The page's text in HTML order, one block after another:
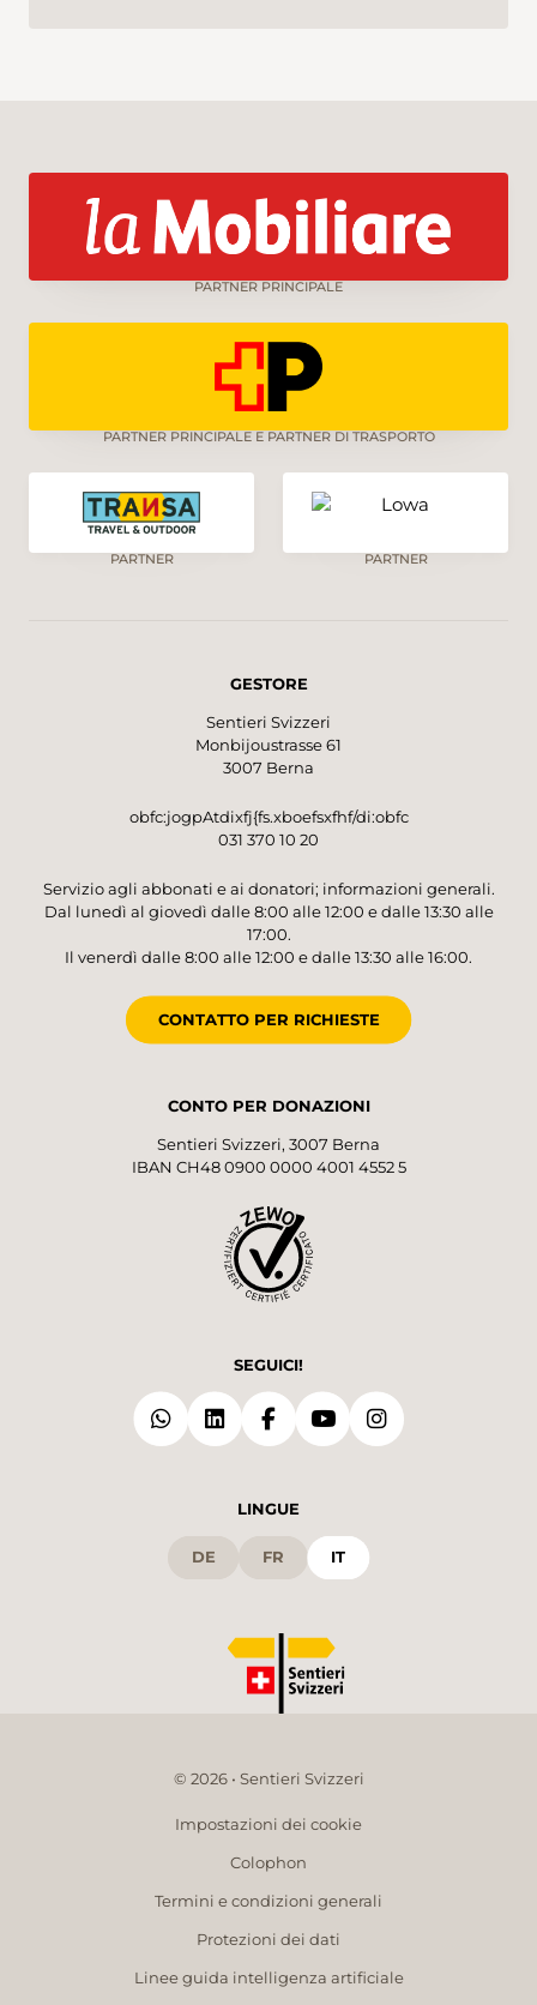
PARTNER PRINCIPALE
PARTNER PRINCIPALE E PARTNER DI TRASPORTO
PARTNER PARTNER
GESTORE
Sentieri Svizzeri
Monbijoustrasse 61
3007 Berna
obfc:jogpAtdixfj{fs.xboefsxfhf/di:obfc
031 370 10 20
Servizio agli abbonati e ai donatori; informazioni generali.
Dal lunedì al giovedì dalle 8:00 alle 12:00 e dalle 13:30 alle
17:00.
Il venerdì dalle 8:00 alle 12:00 e dalle 13:30 alle 16:00.
CONTATTO PER RICHIESTE
CONTO PER DONAZIONI
Sentieri Svizzeri, 3007 Berna
IBAN CH48 0900 0000 4001 4552 5
SEGUICI!
LINGUE
DE FR IT
© 2026 • Sentieri Svizzeri
Impostazioni dei cookie
Colophon
Termini e condizioni generali
Protezioni dei dati
Linee guida intelligenza artificiale